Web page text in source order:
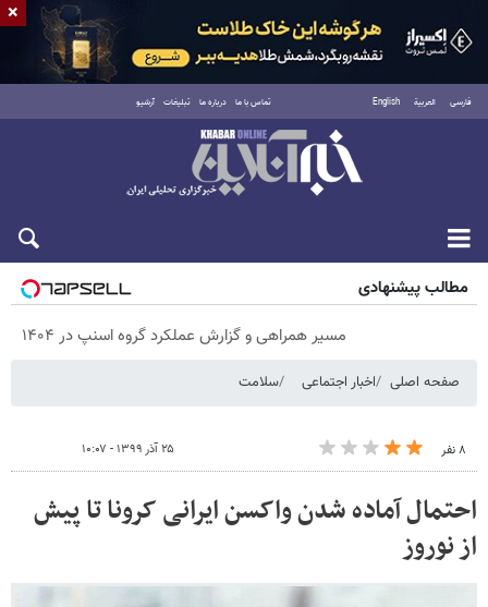
فارسی العربية English تماس با ما درباره ما تبلیغات آرشیو
پنجشنبه ۱۵ مرداد ۱۴۰۵
مطالب پیشنهادی
مسیر همراهی و گزارش عملکرد گروه اسنپ در ۱۴۰۴
صفحه اصلی اخبار اجتماعی سلامت
۸ نفر ۲۵ آذر ۱۳۹۹ - ۱۰:۰۷
احتمال آماده شدن واکسن ایرانی کرونا تا پیش
از نوروز
×